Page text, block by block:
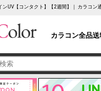
ンUV【コンタクト】【2週間】｜ カラコン
カラコン全品